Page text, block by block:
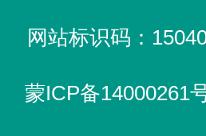
网站标识码：
蒙ICP备14000261